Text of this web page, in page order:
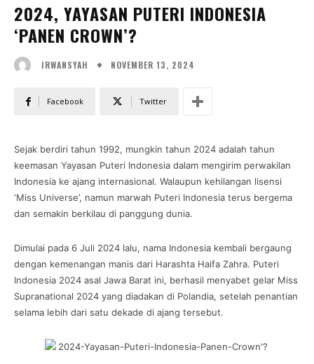
2024, YAYASAN PUTERI INDONESIA
‘PANEN CROWN’?
IRWANSYAH NOVEMBER 13, 2024
Facebook Twitter
Sejak berdiri tahun 1992, mungkin tahun 2024 adalah tahun
keemasan Yayasan Puteri Indonesia dalam mengirim perwakilan
Indonesia ke ajang internasional. Walaupun kehilangan lisensi
‘Miss Universe’, namun marwah Puteri Indonesia terus bergema
dan semakin berkilau di panggung dunia.
Dimulai pada 6 Juli 2024 lalu, nama Indonesia kembali bergaung
dengan kemenangan manis dari Harashta Haifa Zahra. Puteri
Indonesia 2024 asal Jawa Barat ini, berhasil menyabet gelar Miss
Supranational 2024 yang diadakan di Polandia, setelah penantian
selama lebih dari satu dekade di ajang tersebut.